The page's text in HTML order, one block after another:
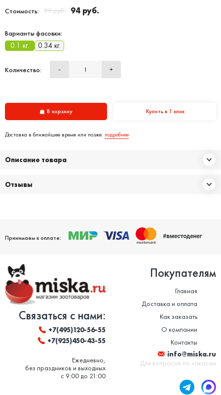
Стоимость: 99 руб. 94 руб.
Варианты фасовки:
0.1 кг. 0.34 кг.
Количество: - +
В корзину Купить в 1 клик
Доставка в ближайшее время или позже: подробнее
Описание товара
Отзывы
Принимаем к оплате:
Связаться с нами:
+7(495)120-56-55
+7(925)450-43-55
Ежедневно,
без праздников и выходных
с 9:00 до 21:00
Покупателям
Главная
Доставка и оплата
Как заказать
О компании
Контакты
info@miska.ru
Для вопросов по заказам